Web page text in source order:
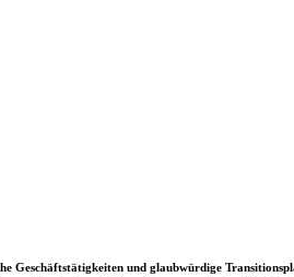
und glaubwürdige